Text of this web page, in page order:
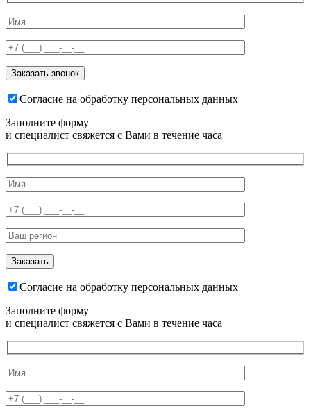
Согласие на обработку персональных данных
Заполните форму
и специалист свяжется с Вами в течение часа
Согласие на обработку персональных данных
Заполните форму
и специалист свяжется с Вами в течение часа